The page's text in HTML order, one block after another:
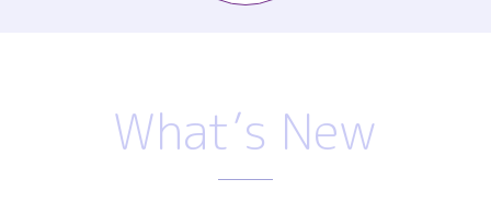
What’s New